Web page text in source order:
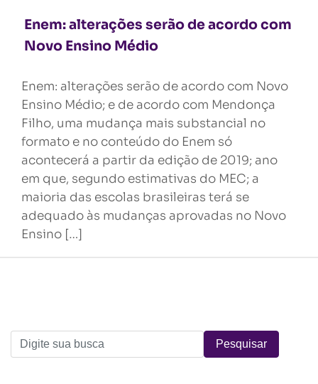
Enem: alterações serão de acordo com
Novo Ensino Médio
Enem: alterações serão de acordo com Novo
Ensino Médio; e de acordo com Mendonça
Filho, uma mudança mais substancial no
formato e no conteúdo do Enem só
acontecerá a partir da edição de 2019; ano
em que, segundo estimativas do MEC; a
maioria das escolas brasileiras terá se
adequado às mudanças aprovadas no Novo
Ensino […]